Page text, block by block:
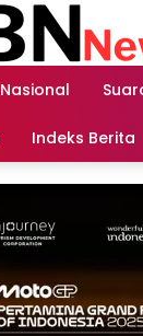
Nasional
Indeks Berita